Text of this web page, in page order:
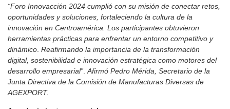
“Foro Innovacción 2024 cumplió con su misión de conectar retos,
oportunidades y soluciones, fortaleciendo la cultura de la
innovación en Centroamérica. Los participantes obtuvieron
herramientas prácticas para enfrentar un entorno competitivo y
dinámico Reafirmando la importancia de la transformación
digital, sostenibilidad e innovación estratégica como motores del
desarrollo empresarial” Afirmó Pedro Mérida, Secretario de la
Junta Directiva de la Comisión de Manufacturas Diversas de
AGEXPORT.